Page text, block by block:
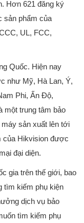
Hơn 621 đăng ký
sản phẩm của
UL, FCC,
Quốc. Hiện nay
như Mỹ, Hà Lan, Ý,
Phi, Ấn Độ,
một trung tâm bảo
máy sản xuất lên tới
của Hikvision được
đại diện.
gia trên thế giới, bao
tìm kiếm phụ kiện
dịch vụ bảo
tìm kiếm phụ